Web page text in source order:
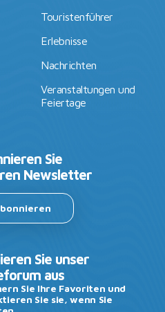
Touristenführer
Erlebnisse
Nachrichten
Veranstaltungen und
Feiertage
Sie
Newsletter
Sie unser
aus
Sie Ihre Favoriten und
Sie sie, wenn Sie